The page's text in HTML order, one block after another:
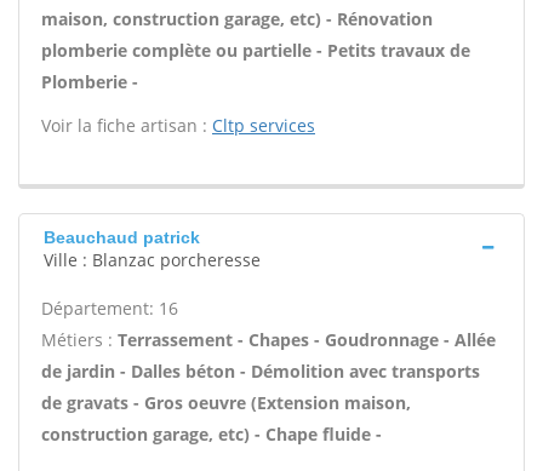
maison, construction garage, etc) - Rénovation
plomberie complète ou partielle - Petits travaux de
Plomberie -
Voir la fiche artisan : Cltp services
Beauchaud patrick
Ville : Blanzac porcheresse
Département: 16
Métiers : Terrassement - Chapes - Goudronnage - Allée
de jardin - Dalles béton - Démolition avec transports
de gravats - Gros oeuvre (Extension maison,
construction garage, etc) - Chape fluide -